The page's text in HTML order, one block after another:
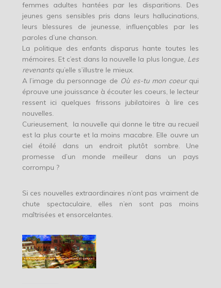
femmes adultes hantées par les disparitions. Des
jeunes gens sensibles pris dans leurs hallucinations,
leurs blessures de jeunesse, influençables par les
paroles d’une chanson.
La politique des enfants disparus hante toutes les
mémoires. Et c’est dans la nouvelle la plus longue, Les
revenantsqu’elle s’illustre le mieux.
A l’image du personnage de Où es-tu mon coeurqui
éprouve une jouissance à écouter les coeurs, le lecteur
ressent ici quelques frissons jubilatoires à lire ces
nouvelles.
Curieusement, la nouvelle qui donne le titre au recueil
est la plus courte et la moins macabre. Elle ouvre un
ciel étoilé dans un endroit plutôt sombre. Une
promesse d’un monde meilleur dans un pays
corrompu ?
Si ces nouvelles extraordinaires n’ont pas vraiment de
chute spectaculaire, elles n’en sont pas moins
maîtrisées et ensorcelantes.